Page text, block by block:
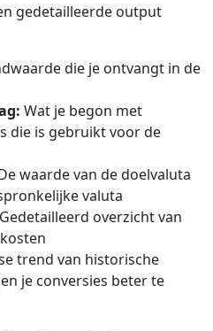
gedetailleerde output
die je ontvangt in de
Wat je begon met
die is gebruikt voor de
waarde van de doelvaluta
valuta
Gedetailleerd overzicht van
trend van historische
je conversies beter te